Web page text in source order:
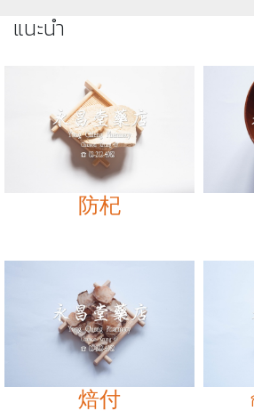
แนะนำ
防杞
焙付